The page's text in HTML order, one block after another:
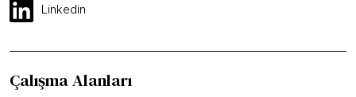
Linkedin
Çalışma Alanları